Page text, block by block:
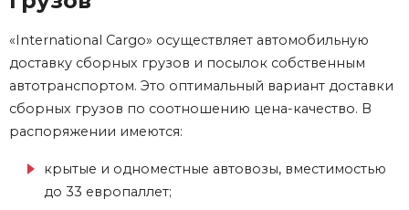
«International Cargo» осуществляет автомобильную
доставку сборных грузов и посылок собственным
автотранспортом. Это оптимальный вариант доставки
сборных грузов по соотношению цена-качество. В
распоряжении имеются:
крытые и одноместные автовозы, вместимостью
до 33 европаллет;